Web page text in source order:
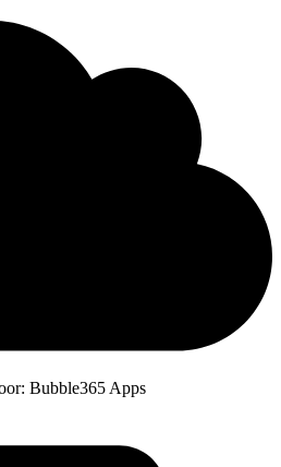
Bubble365 Apps